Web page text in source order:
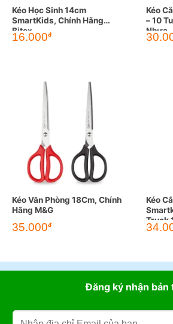
Kéo Học Sinh 14cm
SmartKids, Chính Hãng
Bitex
16.000đ
Kéo
– 10
Nhựa
Kéo Văn Phòng 18Cm, Chính
Hãng M&G
35.000đ
Kéo
Truck
Đăng ký nhận bản